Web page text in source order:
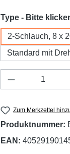
Type - Bitte
2-Schlauch, 8 x
Standard mit
Produkt
Zum Merkzettel
Produktnummer:
EAN: